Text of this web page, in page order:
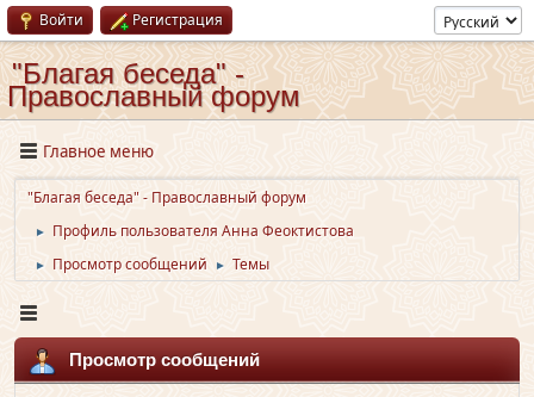
Войти Регистрация
"Благая беседа" -
Православный форум
Главное меню
"Благая беседа" - Православный форум
► Профиль пользователя Анна Феоктистова
► Просмотр сообщений ► Темы
Просмотр сообщений